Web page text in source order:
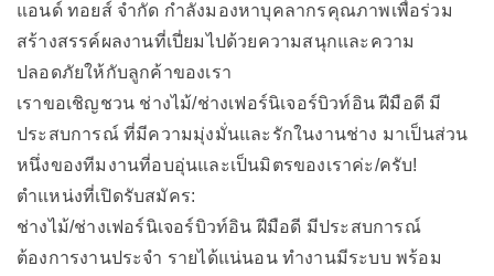
แอนด์ ทอยส์ จำกัด กำลังมองหาบุคลากรคุณภาพเพื่อร่วม
สร้างสรรค์ผลงานที่เปี่ยมไปด้วยความสนุกและความ
ปลอดภัยให้กับลูกค้าของเรา
เราขอเชิญชวน ช่างไม้/ช่างเฟอร์นิเจอร์บิวท์อิน ฝีมือดี มี
ประสบการณ์ ที่มีความมุ่งมั่นและรักในงานช่าง มาเป็นส่วน
หนึ่งของทีมงานที่อบอุ่นและเป็นมิตรของเราค่ะ/ครับ!
ตำแหน่งที่เปิดรับสมัคร:
ช่างไม้/ช่างเฟอร์นิเจอร์บิวท์อิน ฝีมือดี มีประสบการณ์
ต้องการงานประจำ รายได้แน่นอน ทำงานมีระบบ พร้อม